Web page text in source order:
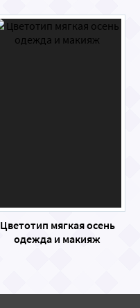
Цветотип мягкая осень
одежда и макияж